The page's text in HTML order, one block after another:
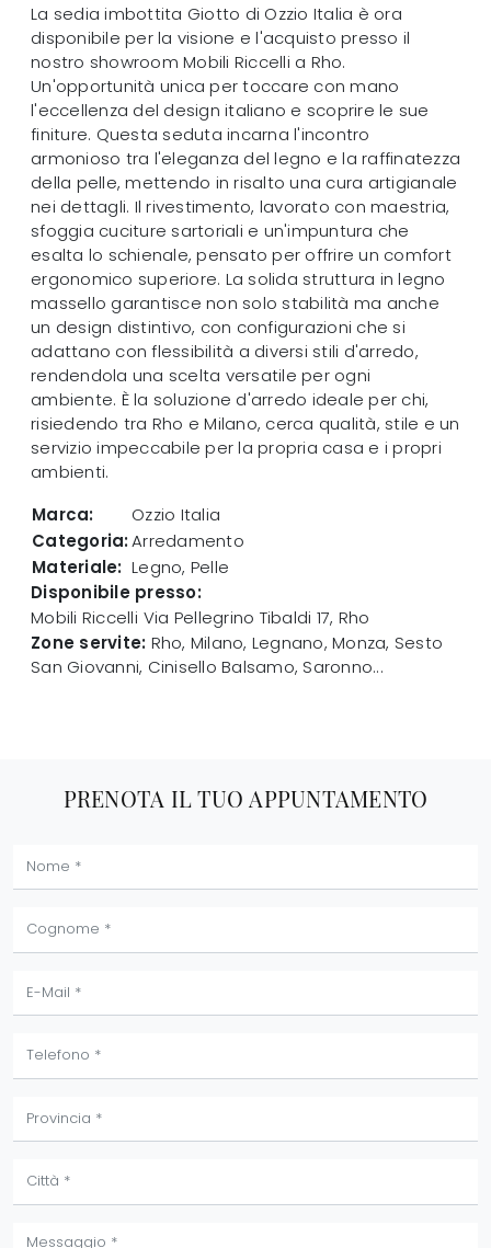
La sedia imbottita Giotto di Ozzio Italia è ora
disponibile per la visione e l'acquisto presso il
nostro showroom Mobili Riccelli a Rho.
Un'opportunità unica per toccare con mano
l'eccellenza del design italiano e scoprire le sue
finiture. Questa seduta incarna l'incontro
armonioso tra l'eleganza del legno e la raffinatezza
della pelle, mettendo in risalto una cura artigianale
nei dettagli. Il rivestimento, lavorato con maestria,
sfoggia cuciture sartoriali e un'impuntura che
esalta lo schienale, pensato per offrire un comfort
ergonomico superiore. La solida struttura in legno
massello garantisce non solo stabilità ma anche
un design distintivo, con configurazioni che si
adattano con flessibilità a diversi stili d'arredo,
rendendola una scelta versatile per ogni
ambiente. È la soluzione d'arredo ideale per chi,
risiedendo tra Rho e Milano, cerca qualità, stile e un
servizio impeccabile per la propria casa e i propri
ambienti.
Marca:
Ozzio Italia
Categoria:Arredamento
Materiale: Legno, Pelle
Disponibile presso:
Mobili Riccelli Via Pellegrino Tibaldi 17, Rho
Zone servite: Rho, Milano, Legnano, Monza, Sesto
San Giovanni, Cinisello Balsamo, Saronno...
PRENOTA IL TUO APPUNTAMENTO